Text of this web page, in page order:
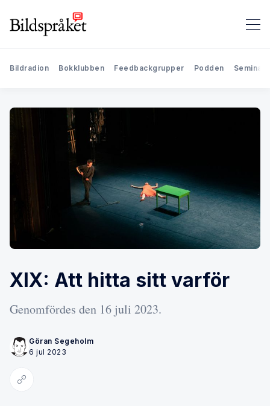
Bildradion Bokklubben Feedbackgrupper Podden
XIX: Att hitta sitt varför
Genomfördes den 16 juli 2023.
Göran Segeholm
6 jul 2023
Kopiera länk